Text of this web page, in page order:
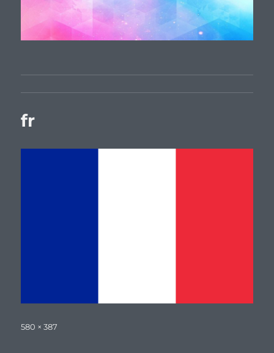
fr
Tamaño
580 × 387